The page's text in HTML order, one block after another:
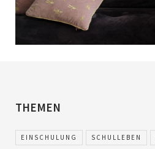
THEMEN
EINSCHULUNG SCHULLEBEN